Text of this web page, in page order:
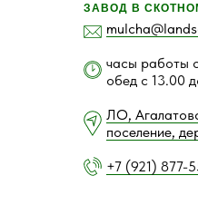
ЗАВОД В
часы работы
обед с 13.00
ЛО,
поселение,
+7 (921) 877-